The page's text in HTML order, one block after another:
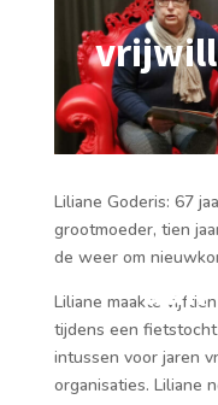
Liliane Goderis: 67
grootmoeder, tien
de weer om
Liliane maakte
tijdens een
intussen voor jaren
organisaties. Liliane